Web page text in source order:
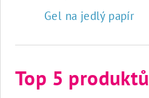
Gel na jedlý papír
Top 5 produktů